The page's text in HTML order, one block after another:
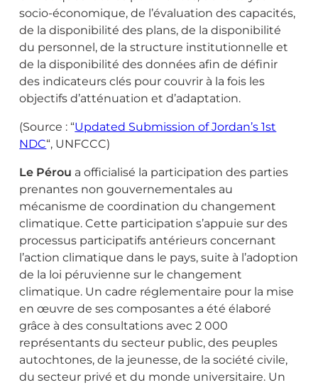
socio-économique, de l’évaluation des capacités,
de la disponibilité des plans, de la disponibilité
du personnel, de la structure institutionnelle et
de la disponibilité des données afin de définir
des indicateurs clés pour couvrir à la fois les
objectifs d’atténuation et d’adaptation.
(Source : “Updated Submission of Jordan’s 1st
NDC“, UNFCCC)
Le Pérou a officialisé la participation des parties
prenantes non gouvernementales au
mécanisme de coordination du changement
climatique. Cette participation s’appuie sur des
processus participatifs antérieurs concernant
l’action climatique dans le pays, suite à l’adoption
de la loi péruvienne sur le changement
climatique. Un cadre réglementaire pour la mise
en œuvre de ses composantes a été élaboré
grâce à des consultations avec 2 000
représentants du secteur public, des peuples
autochtones, de la jeunesse, de la société civile,
du secteur privé et du monde universitaire. Un